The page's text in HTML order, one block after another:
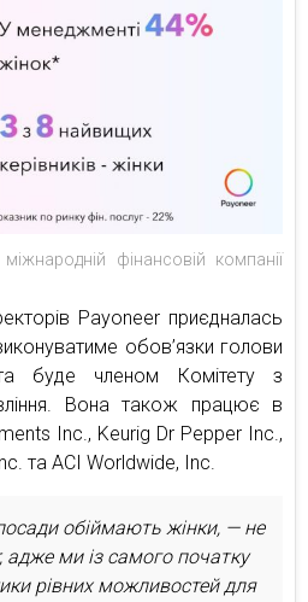
фінансовій компанії
Payoneer приєдналась
обов’язки голови
буде членом Комітету з
Вона також працює в
Inc., Keurig Dr Pepper Inc.,
та ACI Worldwide, Inc.
обіймають жінки, — не
адже ми із самого початку
рівних можливостей для